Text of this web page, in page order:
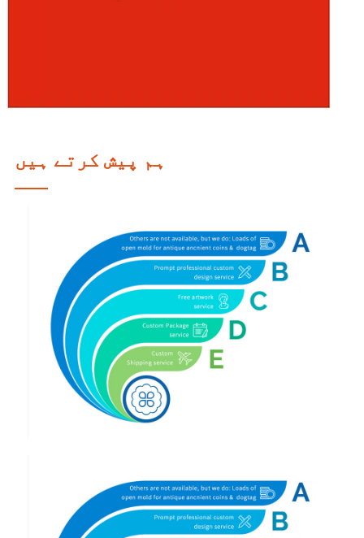
ہم پیش کرتے ہیں